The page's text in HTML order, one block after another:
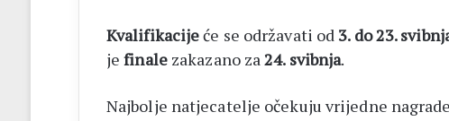
Kvalifikacijeće se održavati od 3. do 23.
jefinalezakazano za24. svibnja.
Najbolje natjecatelje očekuju vrijedne